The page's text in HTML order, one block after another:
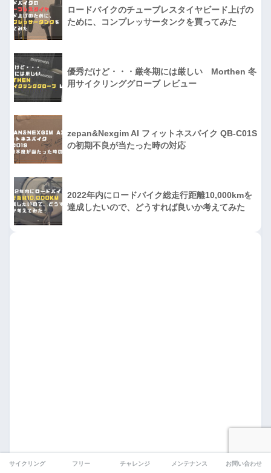
ロードバイクのチューブレスタイヤビード上げの
ために、コンプレッサータンクを買ってみた
優秀だけど・・・厳冬期には厳しい Morthen 冬
用サイクリンググローブ レビュー
zepan&Nexgim AI フィットネスバイク QB-C01S
の初期不良が当たった時の対応
2022年内にロードバイク総走行距離10,000kmを
達成したいので、どうすれば良いか考えてみた
サイクリング フリー チャレンジ メンテナンス お問い合わせ